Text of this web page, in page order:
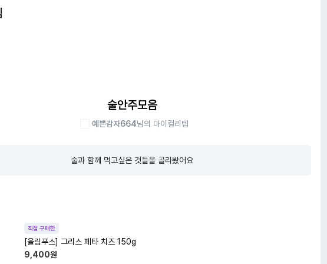
술안주모음
예쁜감자664님의 마이컬리템
술과 함께 먹고싶은 것들을 골라봤어요
직접 구매한
[올림푸스] 그리스 페타 치즈 150g
9,400원